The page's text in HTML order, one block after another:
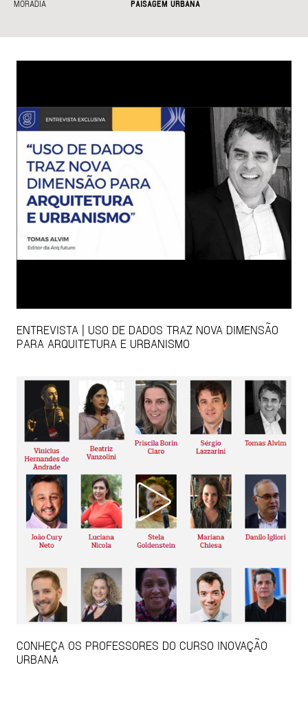
MORADIA
PAISAGEM URBANA
ENTREVISTA | USO DE DADOS TRAZ NOVA DIMENSÃO
PARA ARQUITETURA E URBANISMO
CONHEÇA OS PROFESSORES DO CURSO INOVAÇÃO
URBANA